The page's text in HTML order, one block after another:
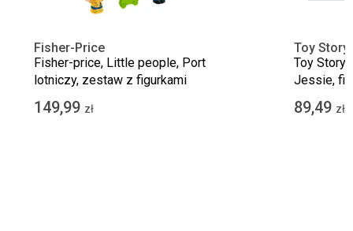
Fisher-Price
Fisher-price, Little people, Port
lotniczy, zestaw z figurkami
149,99 zł
Toy Story
Toy Story
Jessie,
89,49 zł